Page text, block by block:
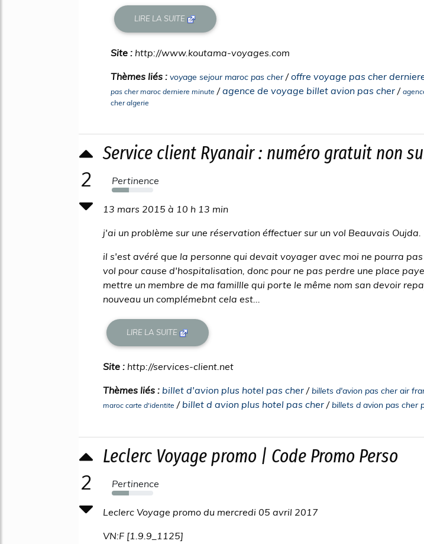
LIRE LA SUITE
Site : http://www.koutama-voyages.com
Thèmes liés : voyage sejour maroc pas cher/offre voyage pas cher
pas cher maroc derniere minute /agence de voyage billet avion pas cher /
cher algerie
2
Service client Ryanair : numéro gratuit non
Pertinence
42%
13 mars 2015 à 10 h 13 min
j'ai un problème sur une réservation éffectuer sur un vol Beauvais Oujda.
il s'est avéré que la personne qui devait voyager avec moi ne pourra
vol pour cause d'hospitalisation, donc pour ne pas perdre une place
mettre un membre de ma famillle qui porte le même nom san devoir
nouveau un complémebnt cela est...
LIRE LA SUITE
Site : http://services-client.net
Thèmes liés : billet d'avion plus hotel pas cher /billets d'avion pas cher air
maroc carte d'identite / billet d avion plus hotel pas cher /billets d avion pas cher
2
Leclerc Voyage promo | Code Promo Perso
Pertinence
42%
Leclerc Voyage promo du mercredi 05 avril 2017
VN:F [1.9.9_1125]